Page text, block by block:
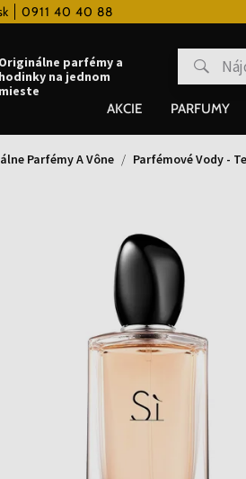
0911 40 40 88Vernostný systém
Originálne parfémy a
hodinky na jednom
mieste
AKCIE PARFUMY
Parfémy A Vône Parfémové Vody -